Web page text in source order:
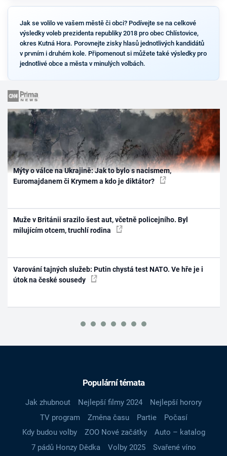
Jak se volilo ve vašem městě či obci? Podívejte se na celkové
výsledky voleb prezidenta republiky 2018 pro obec Chlístovice,
okres Kutná Hora. Porovnejte zisky hlasů jednotlivých kandidátů
v prvním i druhém kole. Připomenout si můžete také výsledky pro
jednotlivé obce a města v minulých volbách.
Mýty o válce na Ukrajině: Jak to bylo s nacismem,
Euromajdanem či Krymem a kdo je diktátor?
Muže v Británii srazilo šest aut, včetně policejního. Byl
milujícím otcem, truchlí rodina
Varování tajných služeb: Putin chystá test NATO. Ve hře je i
útok na české sousedy
Populární témata
Jak zhubnout Nejlepší filmy 2024
Nejlepší horory
TV program
Změna času Partie
Počasí
Kdy budou volby
ZOO Nové začátky
Auto – katalog
7 pádů Honzy Dědka
Volby 2025
Svařené víno